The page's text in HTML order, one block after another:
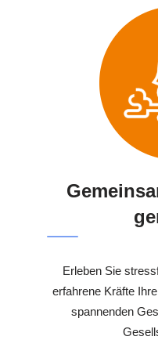
Erleben Sie
erfahrene Kräfte
spannenden